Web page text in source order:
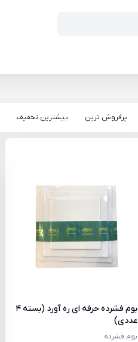
پرفروش ترین بیشترین تخفیف
بوم فشرده حرفه ای ره آورد (بسته 4
عددی)
بوم فشرده